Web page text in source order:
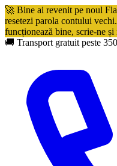
🚀 Bine ai revenit pe noul
resetezi parola contului
funcționează bine, scrie-ne
🚚 Transport gratuit peste